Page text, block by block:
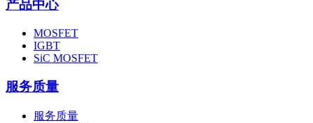
产品中心
MOSFET
IGBT
SiC MOSFET
服务质量
服务质量